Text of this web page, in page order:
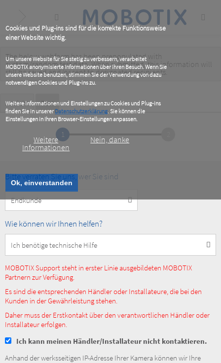
Cookies und Plug-ins sind für die korrekte Funktionsweise
einer Website wichtig.
Um unsere Website für Sie stetig zu verbessern, verarbeitet
MOBOTIX anonymisierte Informationen über Ihren Besuch. Wenn Sie
unsere Website benutzen, stimmen Sie der Verwendung von dazu
notwendigen Cookies und Plug-ins zu.
Weitere Informationen und Einstellungen zu Cookies und Plug-ins
finden Sie in unsererDatenschutzerklärung. Sie können die
Einstellungen in Ihren Browser-Einstellungen anpassen.
Weitere
Informationen
Nein, danke
Ok, einverstanden
content
Warning
message
The below webform has been prepopulated with
custom/random test data. When submitted, this information will
still be savedand/orsent to designated recipients.
Primary
tabs
Ansicht Test(active
tab)
1
Bitte verraten Sie uns, wer Sie sind
Customer
Type
How
help
you?
Wie können wir Ihnen helfen?
MOBOTIX Support steht in erster Linie ausgebildeten MOBOTIX
Partnern zur Verfügung.
Es sind die entsprechenden Händler oder Installateure, die bei den
Kunden in der Gewährleistung stehen.
Daher muss der Erstkontakt über den verantwortlichen Händler oder
Installateur erfolgen.
Ich kann meinen Händler/Installateur nicht kontaktieren.
Anhand der werksseitigen IP-Adresse Ihrer Kamera können wir Ihre